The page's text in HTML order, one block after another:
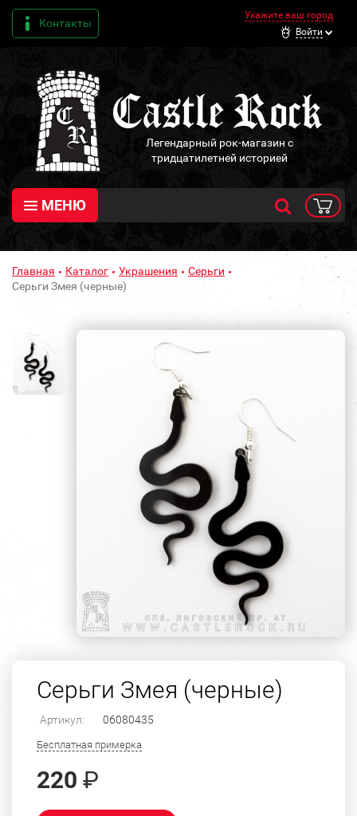
Контакты
Укажите ваш город
Войти
Легендарный рок-магазин с
тридцатилетней историей
МЕНЮ
Главная Каталог Украшения
Серьги
Серьги Змея (черные)
Серьги Змея (черные)
Артикул: 06080435
Бесплатная примерка
220 ₽